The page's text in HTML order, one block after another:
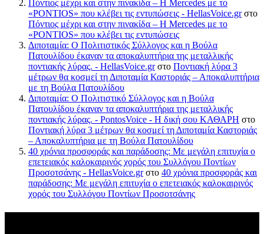
Πόντιος μέχρι και στην πινακίδα – Η Mercedes με το
«PONTIOS» που κλέβει τις εντυπώσεις - HellasVoice.grστο
Πόντιος μέχρι και στην πινακίδα – Η Mercedes με το
«PONTIOS» που κλέβει τις εντυπώσεις
Διποταμία: Ο Πολιτιστικός Σύλλογος και η Βούλα
Πατουλίδου έκαναν τα αποκαλυπτήρια της μεταλλικής
ποντιακής λύρας. - HellasVoice.grστο Ποντιακή λύρα 3
μέτρων θα κοσμεί τη Διποταμία Καστοριάς – Αποκαλυπτήρια
με τη Βούλα Πατουλίδου
Διποταμία: Ο Πολιτιστικό Σύλλογος και η Βούλα
Πατουλίδου έκαναν τα αποκαλυπτήρια της μεταλλικής
ποντιακής λύρας. - PontosVoice - H δική σου ΚΑΘΑΡΗ στο
Ποντιακή λύρα 3 μέτρων θα κοσμεί τη Διποταμία Καστοριάς
– Αποκαλυπτήρια με τη Βούλα Πατουλίδου
40 χρόνια προσφοράς και παράδοσης: Με μεγάλη επιτυχία ο
επετειακός καλοκαιρινός χορός του Συλλόγου Ποντίων
Προσοτσάνης - HellasVoice.grστο 40 χρόνια προσφοράς και
παράδοσης: Με μεγάλη επιτυχία ο επετειακός καλοκαιρινός
χορός του Συλλόγου Ποντίων Προσοτσάνης